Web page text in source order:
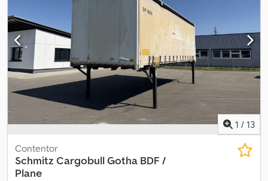
1 / 13
Contentor
Schmitz CargobullGotha BDF /
Plane